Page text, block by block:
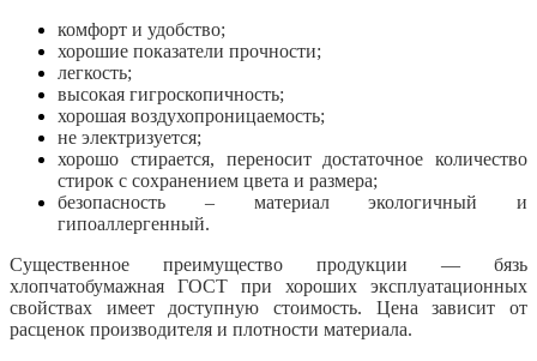
комфорт и удобство;
хорошие показатели прочности;
легкость;
высокая гигроскопичность;
хорошая воздухопроницаемость;
не электризуется;
хорошо стирается, переносит достаточное количество
стирок с сохранением цвета и размера;
безопасность – материал экологичный и
гипоаллергенный.
Существенное преимущество продукции — бязь
хлопчатобумажная ГОСТ при хороших эксплуатационных
свойствах имеет доступную стоимость. Цена зависит от
расценок производителя и плотности материала.